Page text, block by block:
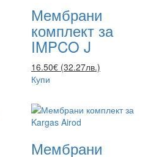
Мембрани
комплект за
IMPCO J
16.50€ (32.27лв.)
Купи
Мембрани